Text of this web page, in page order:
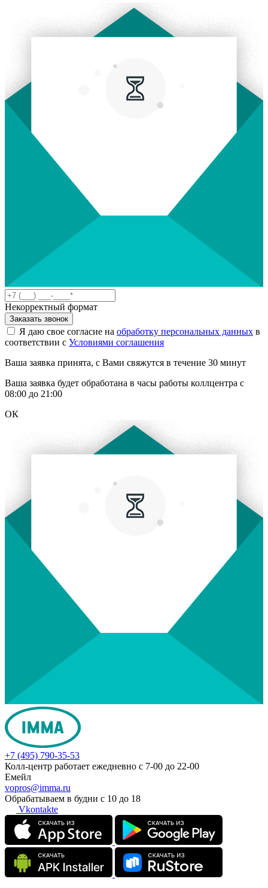
Некорректный формат
Заказать звонок
Я даю свое согласие на обработку персональных данных в
соответствии с Условиями соглашения
Ваша заявка принята, с Вами свяжутся в течение 30 минут
Ваша заявка будет обработана в часы работы коллцентра с
08:00 до 21:00
ОК
+7 (495) 790-35-53
Колл-центр работает ежедневно с 7-00 до 22-00
Емейл
vopros@imma.ru
Обрабатываем в будни с 10 до 18
Vkontakte